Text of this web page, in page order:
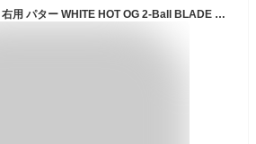
オデッセイ (ODYSSEY) 右用 パター WHITE HOT OG 2-Ball BLADE クランクホーゼル (マレットタイプ, 33インチ, スチール) メンズ